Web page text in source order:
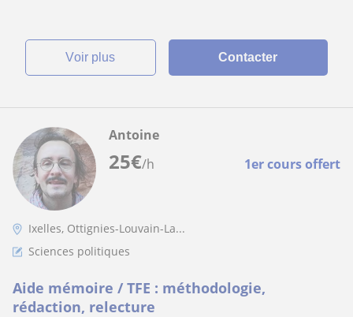
voir plus Contacter
25€/h 1er cours offert
Antoine
Ixelles, Ottignies-Louvain-La...
Sciences politiques
Aide mémoire / TFE : méthodologie,
rédaction, relecture